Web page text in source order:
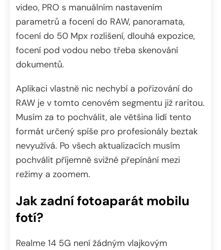
video, PRO s manuálním nastavením
parametrů a focení do RAW, panoramata,
focení do 50 Mpx rozlišení, dlouhá expozice,
focení pod vodou nebo třeba skenování
dokumentů.
Aplikaci vlastně nic nechybí a pořizování do
RAW je v tomto cenovém segmentu již raritou.
Musím za to pochválit, ale většina lidí tento
formát určený spíše pro profesionály beztak
nevyužívá. Po všech aktualizacích musím
pochválit příjemně svižné přepínání mezi
režimy a zoomem.
Jak zadní fotoaparát mobilu
fotí?
Realme 14 5G není žádným vlajkovým